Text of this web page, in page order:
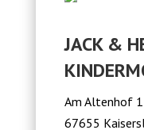
JACK &
Am Altenhof 1
67655